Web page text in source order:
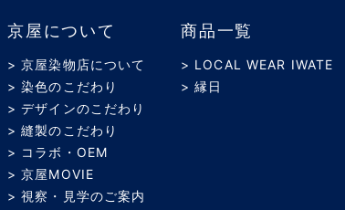
京屋について
> 京屋染物店について
> 染色のこだわり
> デザインのこだわり
> 縫製のこだわり
> コラボ・OEM
> 京屋MOVIE
> 視察・見学のご案内
商品一覧
> LOCAL WEAR IWATE
> 縁日